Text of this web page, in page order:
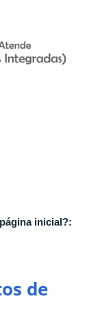
inicial?:
de